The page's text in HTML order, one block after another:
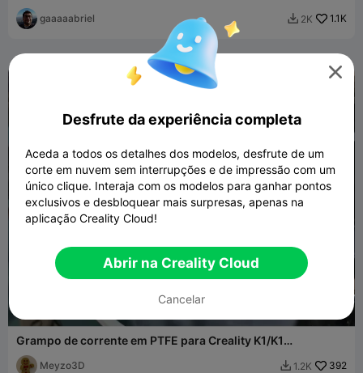
K1, K1C e K1 SE
gaaaaabriel  2K 1.1K
Grampo de corrente em PTFE para Creality K1/K1
Max/K1c/K1 SE
Meyzo3D  1.2K 392

Desfrute da experiência completa
Aceda a todos os detalhes dos modelos, desfrute de um
corte em nuvem sem interrupções e de impressão com um
único clique. Interaja com os modelos para ganhar pontos
exclusivos e desbloquear mais surpresas, apenas na
aplicação Creality Cloud!
Abrir na Creality Cloud
Cancelar